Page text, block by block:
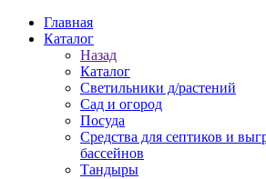
Главная
Каталог
Назад
Каталог
Светильники д/растений
Сад и огород
Посуда
Средства для септиков и
бассейнов
Тандыры